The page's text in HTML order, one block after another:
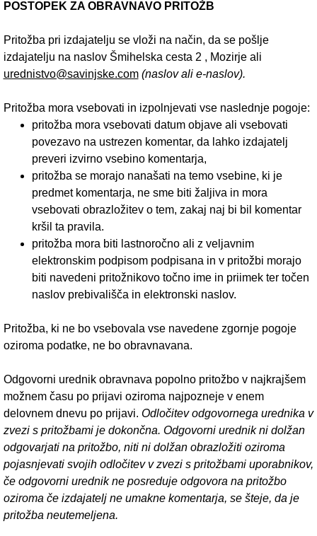
POSTOPEK ZA OBRAVNAVO PRITOŽB
Pritožba pri izdajatelju se vloži na način, da se pošlje
izdajatelju na naslov Šmihelska cesta 2 , Mozirje ali
urednistvo@savinjske.com (naslov ali e-naslov).
Pritožba mora vsebovati in izpolnjevati vse naslednje pogoje:
pritožba mora vsebovati datum objave ali vsebovati
povezavo na ustrezen komentar, da lahko izdajatelj
preveri izvirno vsebino komentarja,
pritožba se morajo nanašati na temo vsebine, ki je
predmet komentarja, ne sme biti žaljiva in mora
vsebovati obrazložitev o tem, zakaj naj bi bil komentar
kršil ta pravila.
pritožba mora biti lastnoročno ali z veljavnim
elektronskim podpisom podpisana in v pritožbi morajo
biti navedeni pritožnikovo točno ime in priimek ter točen
naslov prebivališča in elektronski naslov.
Pritožba, ki ne bo vsebovala vse navedene zgornje pogoje
oziroma podatke, ne bo obravnavana.
Odgovorni urednik obravnava popolno pritožbo v najkrajšem
možnem času po prijavi oziroma najpozneje v enem
delovnem dnevu po prijavi. Odločitev odgovornega urednika v
zvezi s pritožbami je dokončna. Odgovorni urednik ni dolžan
odgovarjati na pritožbo, niti ni dolžan obrazložiti oziroma
pojasnjevati svojih odločitev v zvezi s pritožbami uporabnikov,
če odgovorni urednik ne posreduje odgovora na pritožbo
oziroma če izdajatelj ne umakne komentarja, se šteje, da je
pritožba neutemeljena.